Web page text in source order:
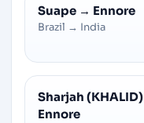
Suape → Ennore
Brazil → India
Sharjah (KHALID)
Ennore